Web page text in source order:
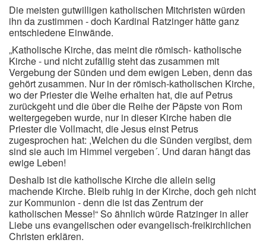
Die meisten gutwilligen katholischen Mitchristen würden
ihn da zustimmen - doch Kardinal Ratzinger hätte ganz
entschiedene Einwände.
„Katholische Kirche, das meint die römisch- katholische
Kirche - und nicht zufällig steht das zusammen mit
Vergebung der Sünden und dem ewigen Leben, denn das
gehört zusammen. Nur in der römisch-katholischen Kirche,
wo der Priester die Weihe erhalten hat, die auf Petrus
zurückgeht und die über die Reihe der Päpste von Rom
weitergegeben wurde, nur in dieser Kirche haben die
Priester die Vollmacht, die Jesus einst Petrus
zugesprochen hat: ,Welchen du die Sünden vergibst, dem
sind sie auch im Himmel vergeben´. Und daran hängt das
ewige Leben!
Deshalb ist die katholische Kirche die allein selig
machende Kirche. Bleib ruhig in der Kirche, doch geh nicht
zur Kommunion - denn die ist das Zentrum der
katholischen Messe!“ So ähnlich würde Ratzinger in aller
Liebe uns evangelischen oder evangelisch-freikirchlichen
Christen erklären.